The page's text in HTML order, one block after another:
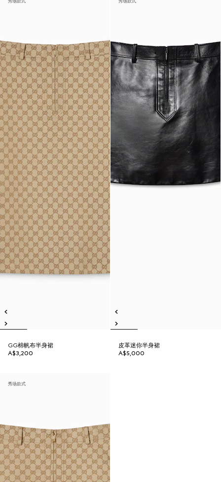
GG棉帆布半身裙
A$3,200
皮革迷你半身裙
A$5,000
秀场款式